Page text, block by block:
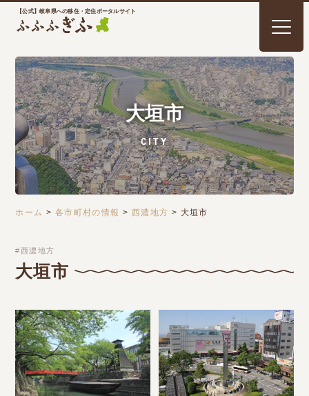
【公式】岐阜県への移住・定住ポータルサイト
大垣市
CITY
ホーム > 各市町村の情報 > 西濃地方 > 大垣市
西濃地方
大垣市